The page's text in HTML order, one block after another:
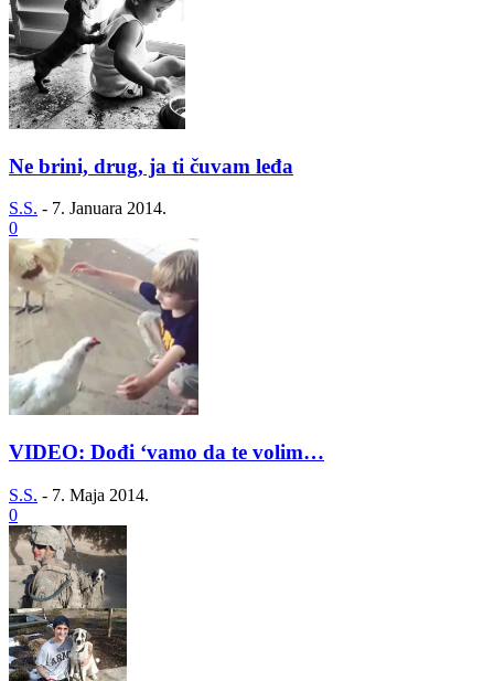
Ne brini, drug, ja ti čuvam leđa
S.S. - 7. Januara 2014.
0
VIDEO: Dođi ‘vamo da te volim…
S.S. - 7. Maja 2014.
0